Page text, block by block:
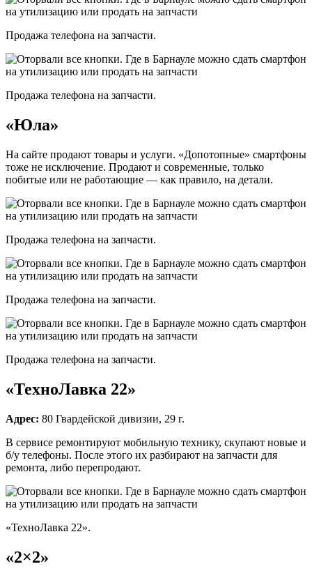
Продажа телефона на запчасти.
Продажа телефона на запчасти.
«Юла»
На сайте продают товары и услуги. «Допотопные» смартфоны
тоже не исключение. Продают и современные, только
побитые или не работающие — как правило, на детали.
Продажа телефона на запчасти.
Продажа телефона на запчасти.
Продажа телефона на запчасти.
«ТехноЛавка 22»
Адрес: 80 Гвардейской дивизии, 29 г.
В сервисе ремонтируют мобильную технику, скупают новые и
б/у телефоны. После этого их разбирают на запчасти для
ремонта, либо перепродают.
«ТехноЛавка 22».
«2×2»